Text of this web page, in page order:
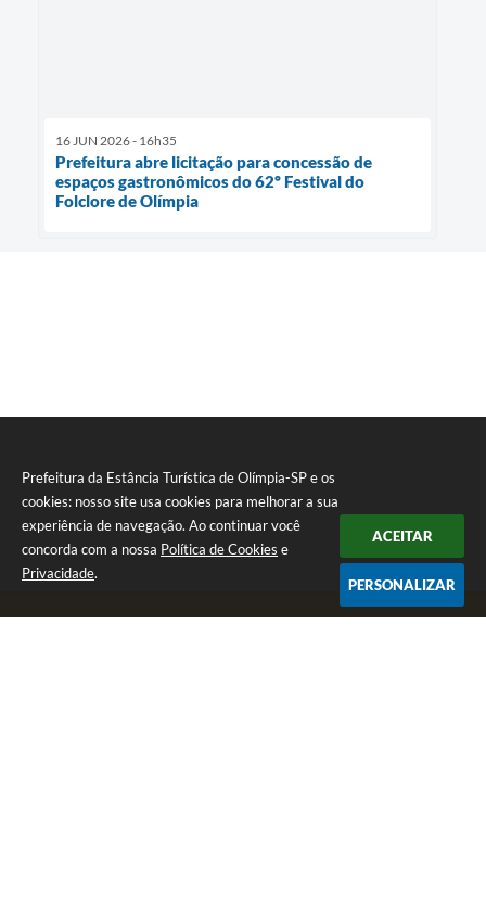
Prefeitura da Estância Turística de Olímpia-SP e os
cookies: nosso site usa cookies para melhorar a sua
experiência de navegação. Ao continuar você
concorda com a nossa Política de Cookies e
Privacidade.
ACEITAR
PERSONALIZAR
16 JUN 2026 - 16h35
Prefeitura abre licitação para concessão de
espaços gastronômicos do 62º Festival do
Folclore de Olímpia